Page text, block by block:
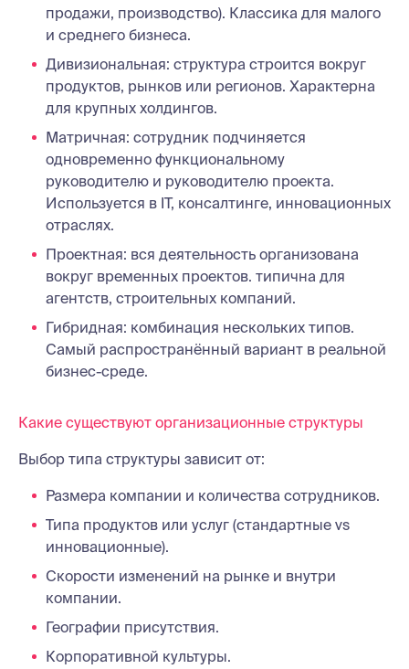
продажи, производство). Классика для малого
и среднего бизнеса.
Дивизиональная: структура строится вокруг
продуктов, рынков или регионов. Характерна
для крупных холдингов.
Матричная: сотрудник подчиняется
одновременно функциональному
руководителю и руководителю проекта.
Используется в IT, консалтинге, инновационных
отраслях.
Проектная: вся деятельность организована
вокруг временных проектов. типична для
агентств, строительных компаний.
Гибридная: комбинация нескольких типов.
Самый распространённый вариант в реальной
бизнес-среде.
Какие существуют организационные структуры
Выбор типа структуры зависит от:
Размера компании и количества сотрудников.
Типа продуктов или услуг (стандартные vs
инновационные).
Скорости изменений на рынке и внутри
компании.
Географии присутствия.
Корпоративной культуры.